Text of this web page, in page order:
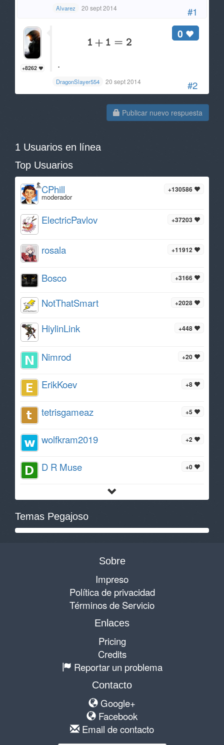
#1
Alvarez 20 sept 2014
#2
+8262
0
.
DragonSlayer554 20 sept 2014
Publicar nuevo respuesta
1 Usuarios en línea
Top Usuarios
+130586
CPhill
moderador
+37203
ElectricPavlov
+11912
rosala
+3166
Bosco
+2028
NotThatSmart
+448
HiylinLink
+20
Nimrod
+8
ErikKoev
+5
tetrisgameaz
+2
wolfkram2019
+0
D R Muse
Temas Pegajoso
Sobre
Impreso
Política de privacidad
Términos de Servicio
Enlaces
Pricing
Credits
Reportar un problema
Contacto
Google+
Facebook
Email de contacto